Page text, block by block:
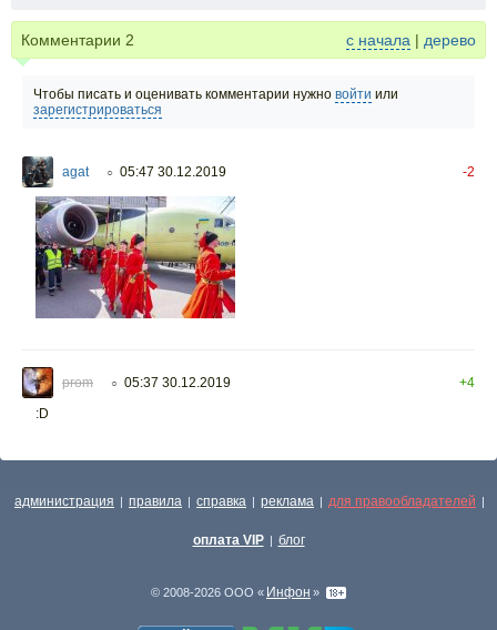
Комментарии 2 с начала | дерево
Чтобы писать и оценивать комментарии нужно войти или
зарегистрироваться
agat ○ 05:47 30.12.2019 -2
prom ○ 05:37 30.12.2019
+4
:D
администрация | правила | справка | реклама | для правообладателей |
оплата VIP | блог
© 2008-2026 ООО « Инфон »